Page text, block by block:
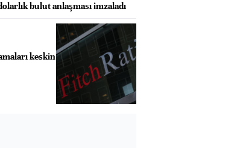
bulut anlaşması imzaladı
keskin